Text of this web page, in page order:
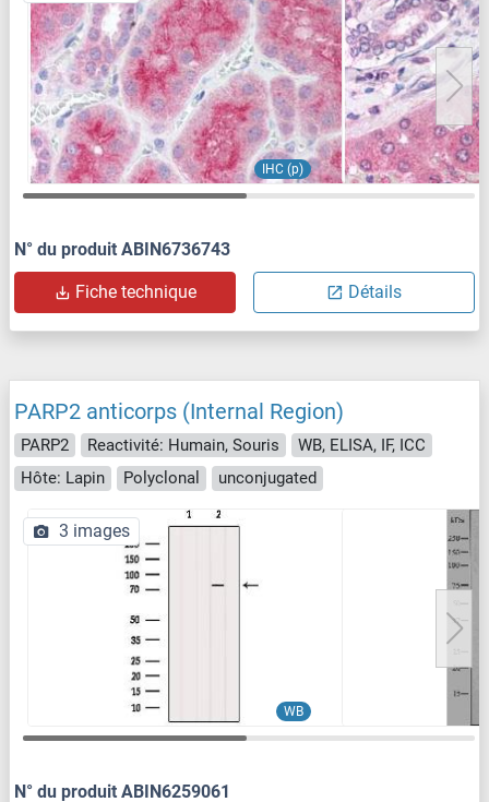
IHC (p)
N° du produit ABIN6736743
Fiche technique Détails
PARP2 anticorps (Internal Region)
PARP2 Reactivité: Humain, Souris
WB, ELISA, IF, ICC
Hôte: Lapin
Polyclonal unconjugated
WB
3 images
N° du produit ABIN6259061